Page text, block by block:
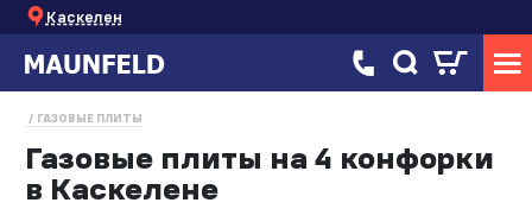
Каскелен
ГАЗОВЫЕ ПЛИТЫ
Газовые плиты на 4 конфорки
в Каскелене